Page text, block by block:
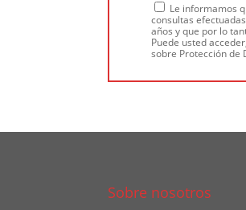
Le informamos
consultas
años y que por lo
Puede usted
sobre Protección de
Sobre nosotros